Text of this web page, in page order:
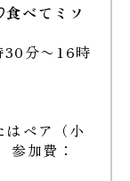
べてミソ
30分〜16時
ペア（小
参加費：